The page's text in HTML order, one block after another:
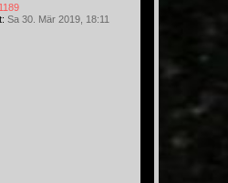
1189
Sa 30. Mär 2019, 18:11